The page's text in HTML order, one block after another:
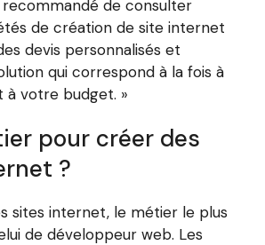
de consulter
de création de site internet
devis personnalisés et
qui correspond à la fois à
à votre budget. »
pour créer des
?
sites internet, le métier le plus
de développeur web. Les